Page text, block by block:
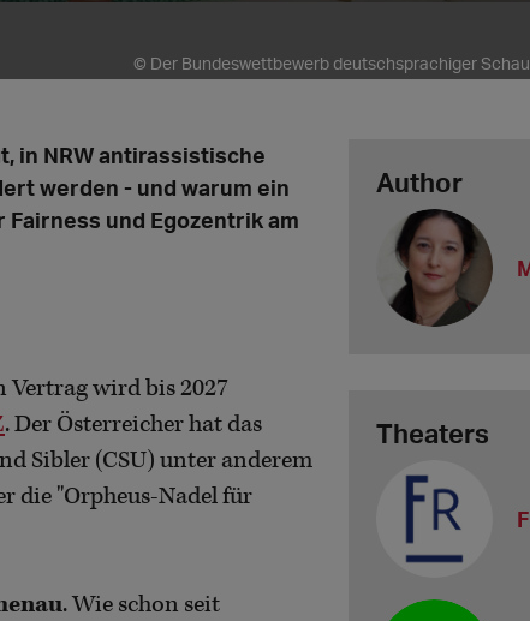
© Der Bundeswettbewerb deutschsprachiger
in NRW antirassistische
werden - und warum ein
und Egozentrik am
Vertrag wird bis 2027
. Der Österreicher hat das
Sibler (CSU) unter anderem
die "Orpheus-Nadel für
. Wie schon seit
Author
Theaters